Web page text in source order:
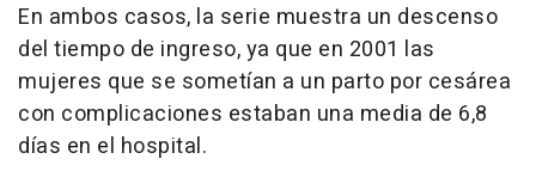
En ambos casos, la serie muestra un descenso
del tiempo de ingreso, ya que en 2001 las
mujeres que se sometían a un parto por cesárea
con complicaciones estaban una media de 6,8
días en el hospital.